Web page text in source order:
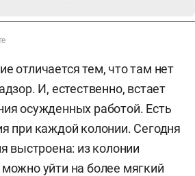
отличается тем, что там нет
И, естественно, встает
осужденных работой. Есть
при каждой колонии. Сегодня
выстроена: из колонии
уйти на более мягкий